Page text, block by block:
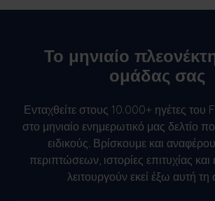
Το μηνιαίο
ομάδας σας
Ενταχθείτε στους 10.000+ ηγέτες του
στο μηνιαίο ενημερωτικό μας δελτίο
ειδικούς. Βρίσκουμε και
περιπτώσεων, ιστορίες επιτυχίας και
λειτουργούν εκεί έξω αυτή τη